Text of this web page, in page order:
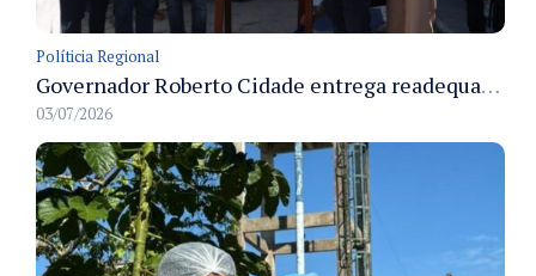
Políticia Regional
Governador Roberto Cidade entrega readequação do ambulatório da FCecon e amplia capacidade de atendimento oncológico em Manaus
03/07/2026